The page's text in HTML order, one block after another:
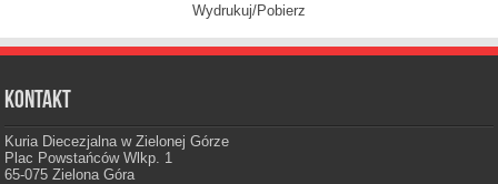
Wydrukuj/Pobierz
Kontakt
Kuria Diecezjalna w Zielonej Górze
Plac Powstańców Wlkp. 1
65-075 Zielona Góra